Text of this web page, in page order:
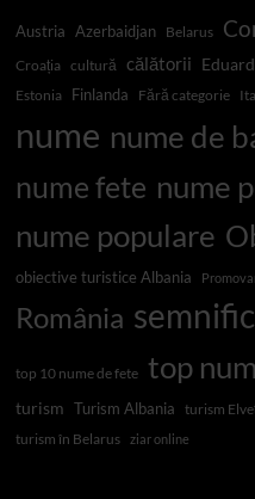
Austria Azerbaidjan Belarus
Croația cultură călătorii
Estonia Finlanda Fără categorie
nume nume de
nume fete nume
nume populare
obiective turistice Albania
România
top 10 nume de fete top
turism Turism Albania turism
turism în Belarus ziar online